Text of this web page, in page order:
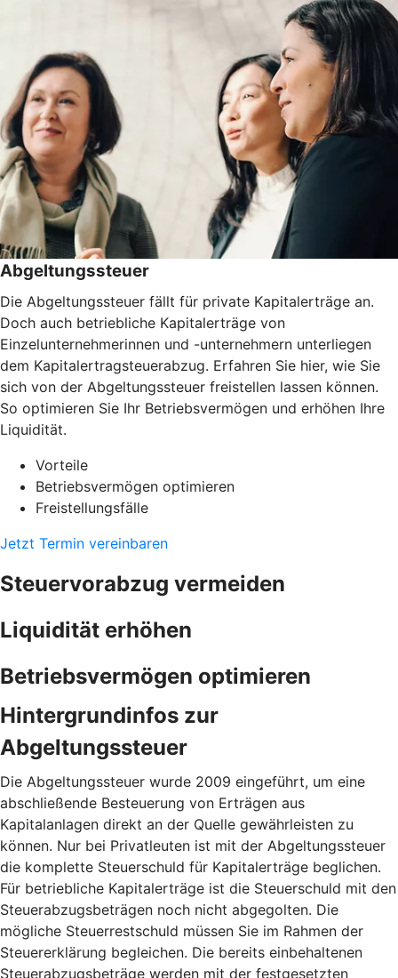
Abgeltungssteuer
Die Abgeltungssteuer fällt für private Kapitalerträge an.
Doch auch betriebliche Kapitalerträge von
Einzelunternehmerinnen und -unternehmern unterliegen
dem Kapitalertragsteuerabzug. Erfahren Sie hier, wie Sie
sich von der Abgeltungssteuer freistellen lassen können.
So optimieren Sie Ihr Betriebsvermögen und erhöhen Ihre
Liquidität.
Vorteile
Betriebsvermögen optimieren
Freistellungsfälle
Jetzt Termin vereinbaren
Steuervorabzug vermeiden
Liquidität erhöhen
Betriebsvermögen optimieren
Hintergrundinfos zur
Abgeltungssteuer
Die Abgeltungssteuer wurde 2009 eingeführt, um eine
abschließende Besteuerung von Erträgen aus
Kapitalanlagen direkt an der Quelle gewährleisten zu
können. Nur bei Privatleuten ist mit der Abgeltungssteuer
die komplette Steuerschuld für Kapitalerträge beglichen.
Für betriebliche Kapitalerträge ist die Steuerschuld mit den
Steuerabzugsbeträgen noch nicht abgegolten. Die
mögliche Steuerrestschuld müssen Sie im Rahmen der
Steuererklärung begleichen. Die bereits einbehaltenen
Steuerabzugsbeträge werden mit der festgesetzten